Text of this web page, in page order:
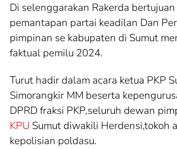
Di selenggarakan Rakerda
pemantapan partai keadilan Dan
pimpinan se kabupaten di Sumut
faktual pemilu 2024.
Turut hadir dalam acara ketua PKP
Simorangkir MM beserta
DPRD fraksi PKP,seluruh dewan
KPU Sumut diwakili Herdensi,tokoh
kepolisian poldasu.